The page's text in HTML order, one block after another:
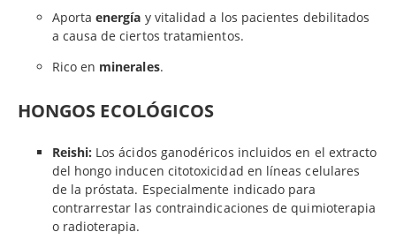
Aporta energía y vitalidad a los pacientes debilitados
a causa de ciertos tratamientos.
Rico en minerales.
HONGOS ECOLÓGICOS
Reishi: Los ácidos ganodéricos incluidos en el extracto
del hongo inducen citotoxicidad en líneas celulares
de la próstata. Especialmente indicado para
contrarrestar las contraindicaciones de quimioterapia
o radioterapia.